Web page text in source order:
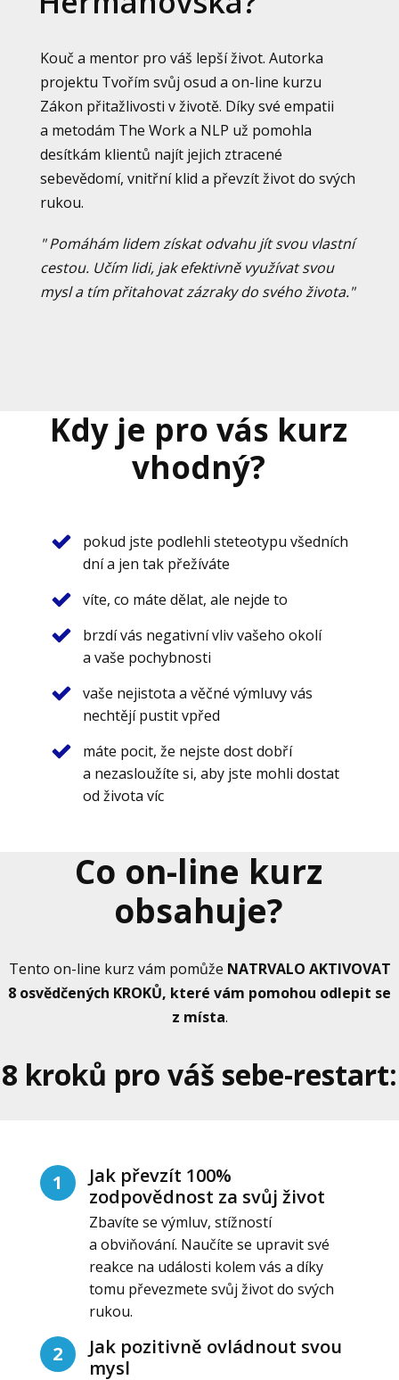
Kouč a mentor pro váš lepší život. Autorka
projektu Tvořím svůj osud a on-line kurzu
Zákon přitažlivosti v životě. Díky své empatii
a metodám The Work a NLP už pomohla
desítkám klientů najít jejich ztracené
sebevědomí, vnitřní klid a převzít život do svých
rukou.
" Pomáhám lidem získat odvahu jít svou vlastní
cestou. Učím lidi, jak efektivně využívat svou
mysl a tím přitahovat zázraky do svého života."
Kdy je pro vás kurz
vhodný?
pokud jste podlehli steteotypu všedních
dní a jen tak přežíváte
víte, co máte dělat, ale nejde to
brzdí vás negativní vliv vašeho okolí
a vaše pochybnosti
vaše nejistota a věčné výmluvy vás
nechtějí pustit vpřed
máte pocit, že nejste dost dobří
a nezasloužíte si, aby jste mohli dostat
od života víc
Co on-line kurz
obsahuje?
Tento on-line kurz vám pomůže NATRVALO AKTIVOVAT
8 osvědčených KROKŮ, které vám pomohou odlepit se
z místa.
8 kroků pro váš sebe-restart:
1
Jak převzít 100%
zodpovědnost za svůj život
Zbavíte se výmluv, stížností
a obviňování. Naučíte se upravit své
reakce na události kolem vás a díky
tomu převezmete svůj život do svých
rukou.
2
Jak pozitivně ovládnout svou
mysl